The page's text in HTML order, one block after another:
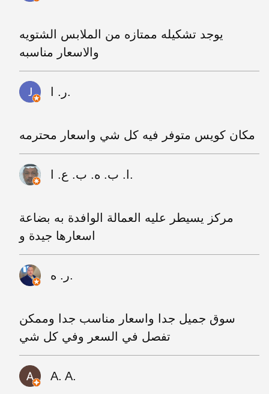
يوجد تشكيله ممتازه من الملابس الشتويه
والاسعار مناسبه
ر. ا.
مكان كويس متوفر فيه كل شي واسعار محترمه
ا. ب. ه. ب. ع. ا.
مركز يسيطر عليه العمالة الوافدة به بضاعة
اسعارها جيدة و
ر. ه.
سوق جميل جدا واسعار مناسب جدا وممكن
تفصل في السعر وفي كل شي
A. A.